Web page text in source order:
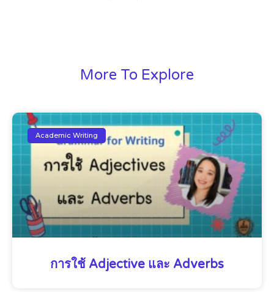
More To Explore
Academic Writing
การใช้ Adjective และ Adverbs